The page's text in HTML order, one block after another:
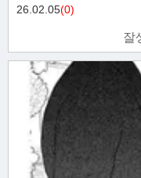
잘
26.02.05(0)